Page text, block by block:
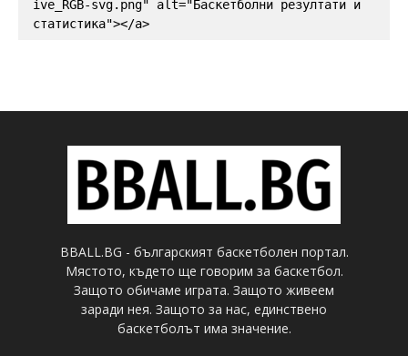
ive_RGB-svg.png" alt="Баскетболни резултати и
статистика"></a>
BBALL.BG - българският баскетболен портал.
Мястото, където ще говорим за баскетбол.
Защото обичаме играта. Защото живеем
заради нея. Защото за нас, единствено
баскетболът има значение.